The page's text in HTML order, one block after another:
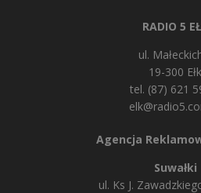
RADIO 5
ul.
19-300 Ełk
tel. (87) 621
Agencja
Suwałki
ul. Ks J.